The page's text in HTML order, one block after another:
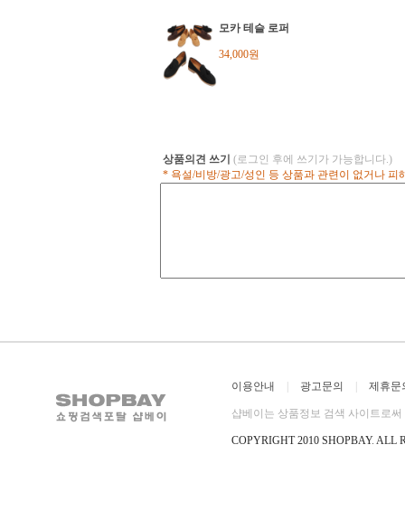
모카 테슬 로퍼
34,000원
상품의견 쓰기 (로그인 후에 쓰기가 가능합니다.)
* 욕설/비방/광고/성인 등 상품과 관련이 없거나
이용안내 광고문의 제휴문
샵베이는 상품정보 검색 사이트로
COPYRIGHT 2010 SHOPBAY. ALL